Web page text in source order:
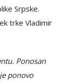
Srpske.
trke Vladimir
Ponosan
ponovo